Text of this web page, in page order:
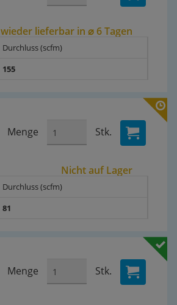
wieder lieferbar in ⌀ 6 Tagen
Durchluss (scfm)
155
Menge Stk.
Nicht auf Lager
Durchluss (scfm)
81
Menge Stk.